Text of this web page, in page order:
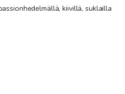
kiivillä, suklailla